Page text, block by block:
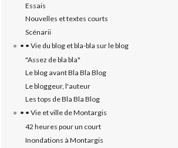
Essais
Nouvelles et textes courts
Scénarii
• • Vie du blog et bla-bla sur le blog
"Assez de bla bla"
Le blog avant Bla Bla Blog
Le bloggeur, l'auteur
Les tops de Bla Bla Blog
• • Vie et ville de Montargis
42 heures pour un court
Inondations à Montargis